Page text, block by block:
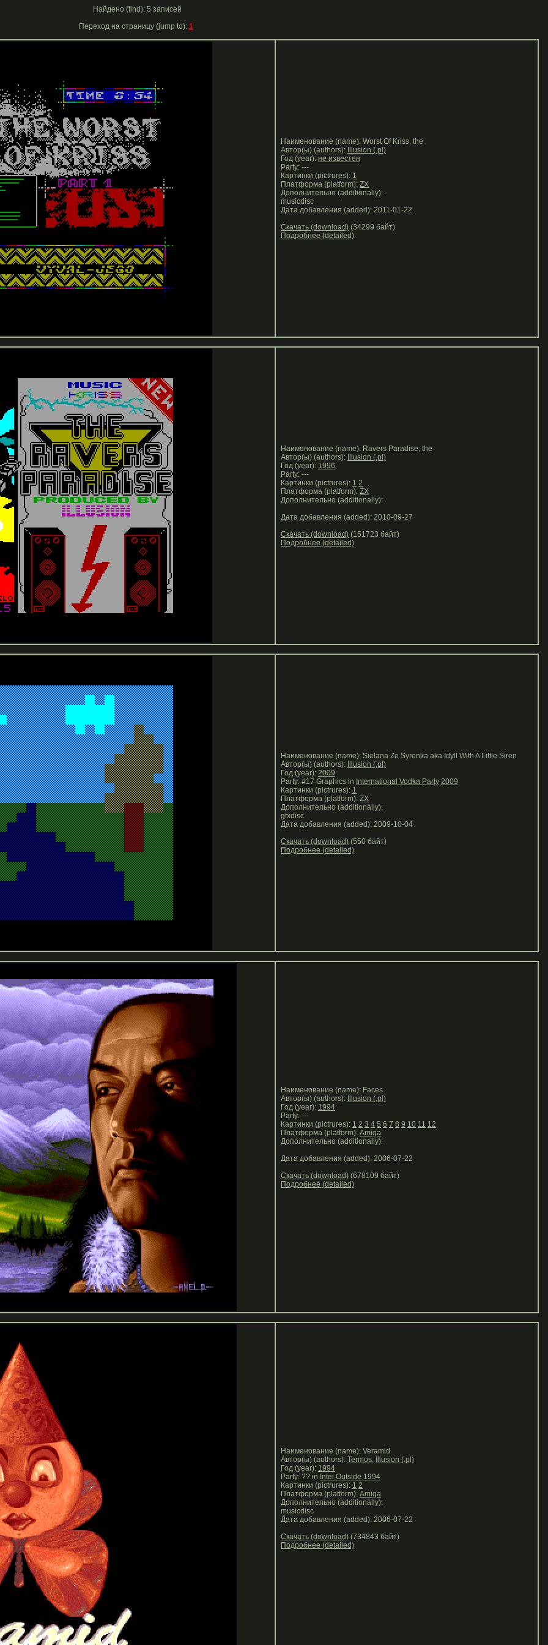
Найдено (find): 5 записей
Переход на страницу (jump to): 1
Наименование (name): Worst Of Kriss, the
Автор(ы) (authors):
Illusion (.pl)
Год (year): не известен
Party: ---
Картинки (pictrures): 1
Платформа (platform): ZX
Дополнительно (additionally):
musicdisc
Дата добавления (added): 2011-01-22
Скачать (download) (34299 байт)
Подробнее (detailed)
Наименование (name): Ravers Paradise, the
Автор(ы) (authors):
Illusion (.pl)
Год (year): 1996
Party: ---
Картинки (pictrures): 1 2
Платформа (platform): ZX
Дополнительно (additionally):
Дата добавления (added): 2010-09-27
Скачать (download) (151723 байт)
Подробнее (detailed)
Наименование (name): Sielana Ze Syrenka aka Idyll With A Little Siren
Автор(ы) (authors):
Illusion (.pl)
Год (year): 2009
Party: #17 Graphics in International Vodka Party 2009
Картинки (pictrures): 1
Платформа (platform): ZX
Дополнительно (additionally):
gfxdisc
Дата добавления (added): 2009-10-04
Скачать (download) (550 байт)
Подробнее (detailed)
Наименование (name): Faces
Автор(ы) (authors):
Illusion (.pl)
Год (year): 1994
Party: ---
Картинки (pictrures): 1 2 3 4 5 6 7 8 9 10 11 12
Платформа (platform): Amiga
Дополнительно (additionally):
Дата добавления (added): 2006-07-22
Скачать (download) (678109 байт)
Подробнее (detailed)
Наименование (name): Veramid
Автор(ы) (authors): Termos,
Illusion (.pl)
Год (year): 1994
Party: ?? in Intel Outside 1994
Картинки (pictrures): 1 2
Платформа (platform): Amiga
Дополнительно (additionally):
musicdisc
Дата добавления (added): 2006-07-22
Скачать (download) (734843 байт)
Подробнее (detailed)